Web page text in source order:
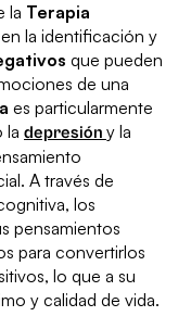
la Terapia
la identificación y
que pueden
de una
es particularmente
la depresión y la
A través de
los
pensamientos
para convertirlos
lo que a su
y calidad de vida.